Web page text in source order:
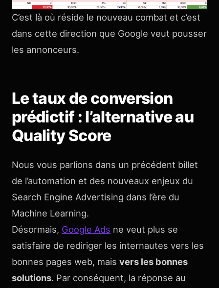
C’est là où réside le nouveau combat et c’est
dans cette direction que Google veut pousser
les annonceurs.
Le taux de conversion
prédictif : l’alternative au
Quality Score
Nous vous parlions dans un précédent billet
de l’automation et des nouveaux enjeux du
Search Engine Advertising dans l’ère du
Machine Learning.
Désormais, Google Ads ne veut plus se
satisfaire de rediriger les internautes vers les
bonnes pages web, mais vers les bonnes
solutions. Par conséquent, la réponse au